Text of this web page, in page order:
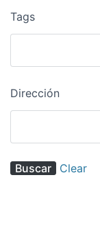
Tags
Dirección
Clear